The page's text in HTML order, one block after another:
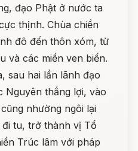
đạo Phật ở nước ta
thịnh. Chùa chiền
đô đến thôn xóm, từ
và các miền ven biển.
sau hai lần lãnh đạo
Nguyên thắng lợi, vào
nhường ngôi lại
tu, trở thành vị Tổ
Trúc lâm với pháp